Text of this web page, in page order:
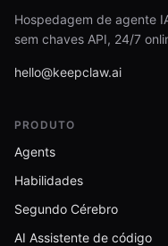
Hospedagem de agente
sem chaves API, 24/7
hello@keepclaw.ai
PRODUTO
Agents
Habilidades
Segundo Cérebro
AI Assistente de código